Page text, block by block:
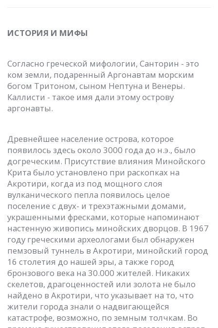
ИСТОРИЯ И МИФЫ
Согласно греческой мифологии, Санторин - это
ком земли, подаренный Аргонавтам морским
богом Тритоном, сыном Нептуна и Венеры.
Каллисти - такое имя дали этому острову
аргонавты.
Древнейшее население острова, которое
появилось здесь около 3000 года до н.э., было
догреческим. Присутствие влияния Минойского
Крита было установлено при раскопках на
Акротири, когда из под мощного слоя
вулканического пепла появилось целое
поселение с двух- и трехэтажными домами,
украшенными фресками, которые напоминают
настенную живопись минойских дворцов. В 1967
году греческими археологами был обнаружен
пемзовый туннель в Акротири, минойский город
16 столетия до нашей эры, а также город
бронзового века на 30.000 жителей. Никаких
скелетов, драгоценностей или золота не было
найдено в Акротири, что указывает на то, что
жители города знали о надвигающейся
катастрофе, возможно, по земным толчкам. Во